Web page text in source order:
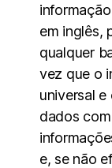
em inglês,
qualquer
vez que o
universal
dados
e, se não